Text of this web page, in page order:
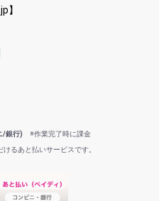
】
/銀行) ※作業完了時に課金
るあと払いサービスです。